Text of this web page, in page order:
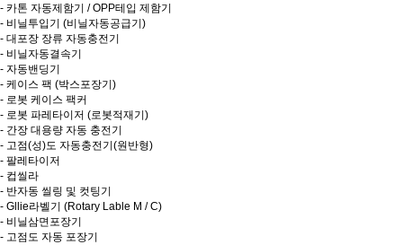
- 카톤 자동제함기 / OPP테입 제함기
- 비닐투입기 (비닐자동공급기)
- 대포장 장류 자동충전기
- 비닐자동결속기
- 자동밴딩기
- 케이스 팩 (박스포장기)
- 로봇 케이스 팩커
- 로봇 파레타이저 (로봇적재기)
- 간장 대용량 자동 충전기
- 고점(성)도 자동충전기(원반형)
- 팔레타이저
- 컵씰라
- 반자동 씰링 및 컷팅기
- Gllie라벨기 (Rotary Lable M / C)
- 비닐삼면포장기
- 고점도 자동 포장기